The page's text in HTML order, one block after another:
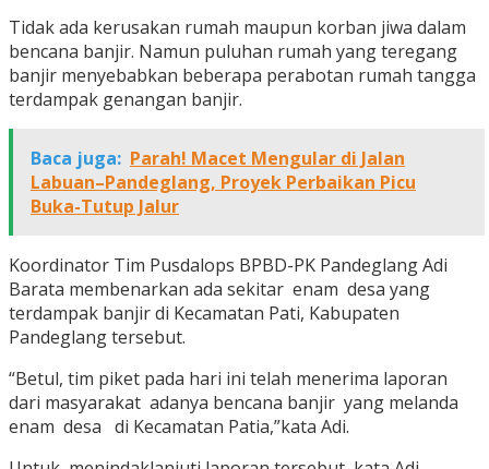
Tidak ada kerusakan rumah maupun korban jiwa dalam
bencana banjir. Namun puluhan rumah yang teregang
banjir menyebabkan beberapa perabotan rumah tangga
terdampak genangan banjir.
Baca juga: Parah! Macet Mengular di Jalan
Labuan–Pandeglang, Proyek Perbaikan Picu
Buka-Tutup Jalur
Koordinator Tim Pusdalops BPBD-PK Pandeglang Adi
Barata membenarkan ada sekitar enam desa yang
terdampak banjir di Kecamatan Pati, Kabupaten
Pandeglang tersebut.
“Betul, tim piket pada hari ini telah menerima laporan
dari masyarakat adanya bencana banjir yang melanda
enam desa di Kecamatan Patia,”kata Adi.